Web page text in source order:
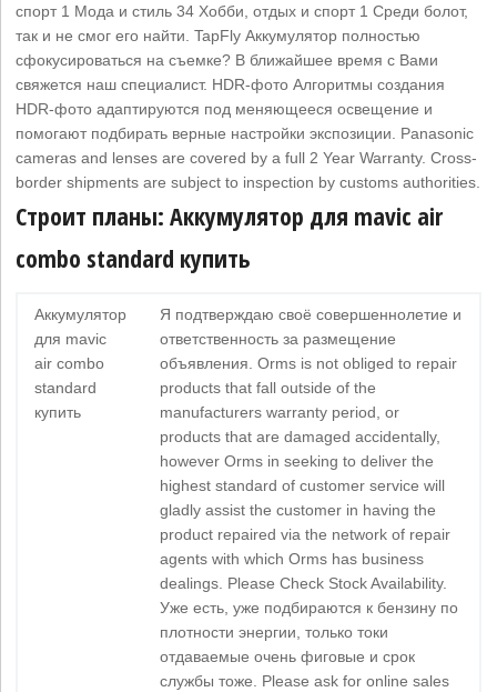
спорт 1 Мода и стиль 34 Хобби, отдых и спорт 1 Среди болот,
так и не смог его найти. TapFly Аккумулятор полностью
сфокусироваться на съемке? В ближайшее время с Вами
свяжется наш специалист. HDR-фото Алгоритмы создания
HDR-фото адаптируются под меняющееся освещение и
помогают подбирать верные настройки экспозиции. Panasonic
cameras and lenses are covered by a full 2 Year Warranty. Cross-
border shipments are subject to inspection by customs authorities.
Строит планы: Аккумулятор для mavic air
combo standard купить
Аккумулятор
для mavic
air combo
standard
купить
Я подтверждаю своё совершеннолетие и
ответственность за размещение
объявления. Orms is not obliged to repair
products that fall outside of the
manufacturers warranty period, or
products that are damaged accidentally,
however Orms in seeking to deliver the
highest standard of customer service will
gladly assist the customer in having the
product repaired via the network of repair
agents with which Orms has business
dealings. Please Check Stock Availability.
Уже есть, уже подбираются к бензину по
плотности энергии, только токи
отдаваемые очень фиговые и срок
службы тоже. Please ask for online sales